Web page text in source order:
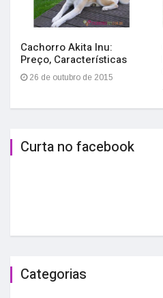
Cachorro Akita Inu:
Preço, Características
26 de outubro de 2015
Curta no facebook
Categorias